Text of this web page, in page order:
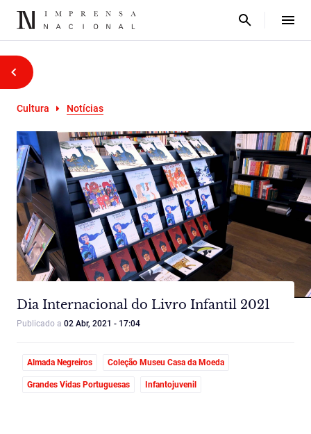
Cultura Notícias
Dia Internacional do Livro Infantil 2021
Publicado a 02 Abr, 2021 - 17:04
Almada Negreiros Coleção Museu Casa da Moeda
Grandes Vidas Portuguesas Infantojuvenil